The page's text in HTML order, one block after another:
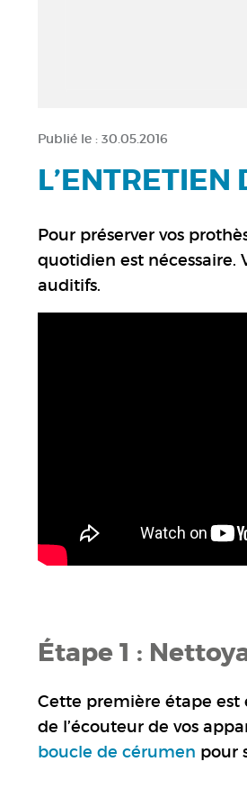
Publié le : 30.05.2016
Pour préserver vos
quotidien est nécessaire.
auditifs.
Étape 1 :
Cette première étape est
de l’écouteur de vos
boucle de cérumen pour